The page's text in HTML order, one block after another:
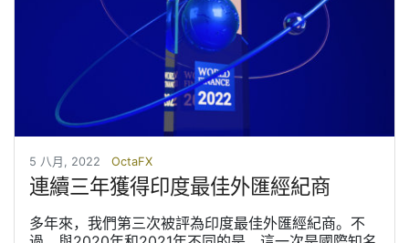
5 八月, 2022 OctaFX
連續三年獲得印度最佳外匯經紀商
多年來，我們第三次被評為印度最佳外匯經紀商。不